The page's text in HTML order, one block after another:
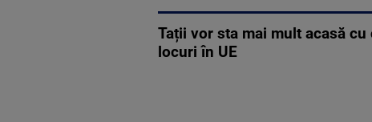
Tații vor sta mai mult acasă
locuri în UE